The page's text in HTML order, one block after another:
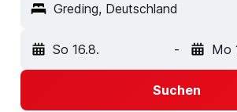
Greding, Deutschland
So 16.8. - Mo
Suchen